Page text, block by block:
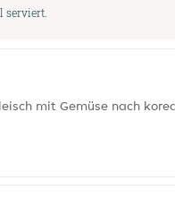
serviert.
mit Gemüse nach